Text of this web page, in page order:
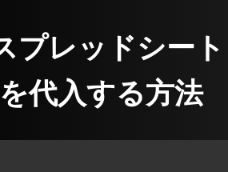
プレッドシー
代入する方法